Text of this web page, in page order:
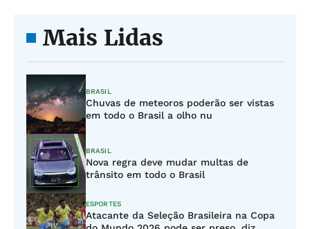
Mais Lidas
BRASIL
Chuvas de meteoros poderão ser vistas
em todo o Brasil a olho nu
BRASIL
Nova regra deve mudar multas de
trânsito em todo o Brasil
ESPORTES
Atacante da Seleção Brasileira na Copa